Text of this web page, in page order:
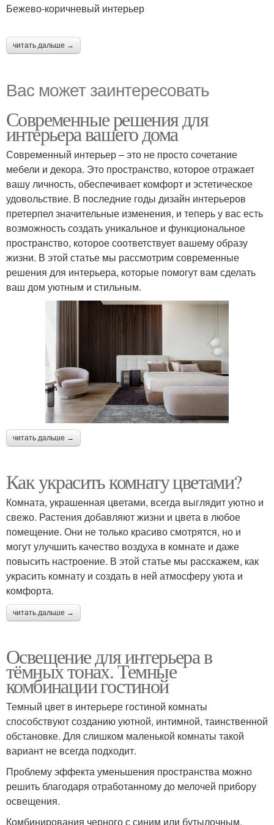
Бежево-коричневый интерьер
читать дальше →
Вас может заинтересовать
Современные решения для
интерьера вашего дома
Современный интерьер – это не просто сочетание
мебели и декора. Это пространство, которое отражает
вашу личность, обеспечивает комфорт и эстетическое
удовольствие. В последние годы дизайн интерьеров
претерпел значительные изменения, и теперь у вас есть
возможность создать уникальное и функциональное
пространство, которое соответствует вашему образу
жизни. В этой статье мы рассмотрим современные
решения для интерьера, которые помогут вам сделать
ваш дом уютным и стильным.
читать дальше →
Как украсить комнату цветами?
Комната, украшенная цветами, всегда выглядит уютно и
свежо. Растения добавляют жизни и цвета в любое
помещение. Они не только красиво смотрятся, но и
могут улучшить качество воздуха в комнате и даже
повысить настроение. В этой статье мы расскажем, как
украсить комнату и создать в ней атмосферу уюта и
комфорта.
читать дальше →
Освещение для интерьера в
тёмных тонах. Темные
комбинации гостиной
Темный цвет в интерьере гостиной комнаты
способствуют созданию уютной, интимной, таинственной
обстановке. Для слишком маленькой комнаты такой
вариант не всегда подходит.
Проблему эффекта уменьшения пространства можно
решить благодаря отработанному до мелочей прибору
освещения.
Комбинирования черного с синим или бутылочным,